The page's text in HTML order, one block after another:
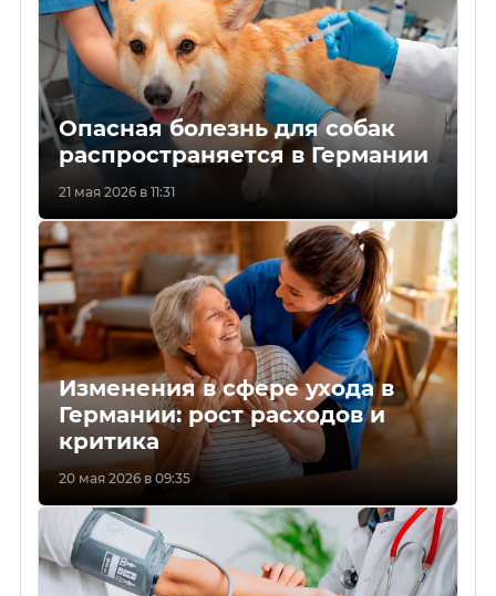
Опасная болезнь для собак
распространяется в Германии
21 мая 2026 в 11:31
Изменения в сфере ухода в
Германии: рост расходов и
критика
20 мая 2026 в 09:35